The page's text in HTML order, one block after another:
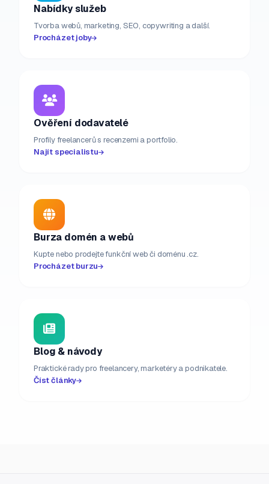
Nabídky služeb
Tvorba webů, marketing, SEO, copywriting a další.
Procházet joby
Ověření dodavatelé
Profily freelancerů s recenzemi a portfolio.
Najít specialistu
Burza domén a webů
Kupte nebo prodejte funkční web či doménu .cz.
Procházet burzu
Blog & návody
Praktické rady pro freelancery, marketéry a podnikatele.
Číst články